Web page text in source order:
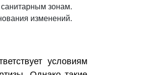
зонам.
изменений.
условиям